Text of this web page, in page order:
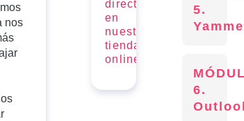
nos
directamente
en
nuestra
tienda
online.
5.
6.